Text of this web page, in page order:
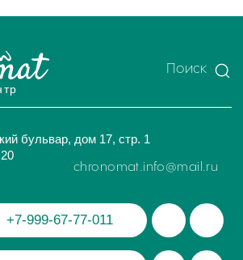
2026
Р.Ю.
326774600471391